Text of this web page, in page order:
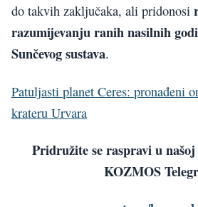
do takvih zaključaka, ali pridonosi
razumijevanju ranih nasilnih
Sunčevog sustava.
Patuljasti planet Ceres: pronađeni
krateru Urvara
Pridružite se raspravi u
KOZMOS